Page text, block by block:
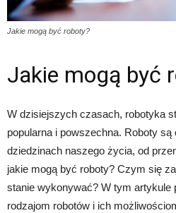
Jakie mogą być roboty?
Jakie mogą być
W dzisiejszych czasach, robotyka
popularna i powszechna. Roboty
dziedzinach naszego życia, od
jakie mogą być roboty? Czym się
stanie wykonywać? W tym
rodzajom robotów i ich